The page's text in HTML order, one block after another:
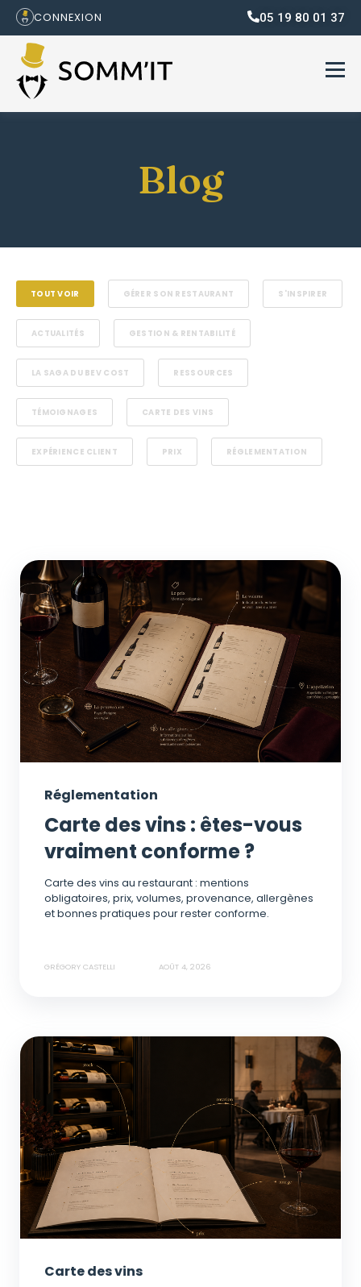
CONNEXION 05 19 80 01 37
Blog
TOUT VOIR GÉRER SON RESTAURANT S'INSPIRER
ACTUALITÉS GESTION & RENTABILITÉ
LA SAGA DU BEV COST RESSOURCES
TÉMOIGNAGES CARTE DES VINS
EXPÉRIENCE CLIENT PRIX RÉGLEMENTATION
Réglementation
Carte des vins : êtes-vous
vraiment conforme ?
Carte des vins au restaurant : mentions
obligatoires, prix, volumes, provenance, allergènes
et bonnes pratiques pour rester conforme.
GRÉGORY CASTELLI AOÛT 4, 2026
Carte des vins